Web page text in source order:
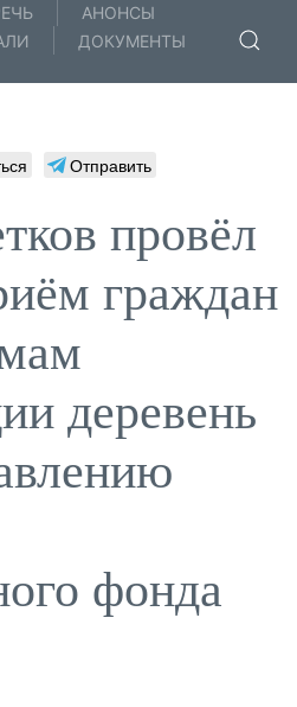
АНОНСЫ
ДОКУМЕНТЫ
Отправить
провёл
граждан
деревень
фонда